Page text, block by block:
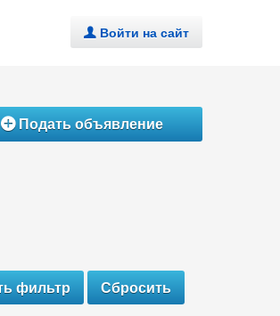
. Войти на сайт
ÁПодать объявление